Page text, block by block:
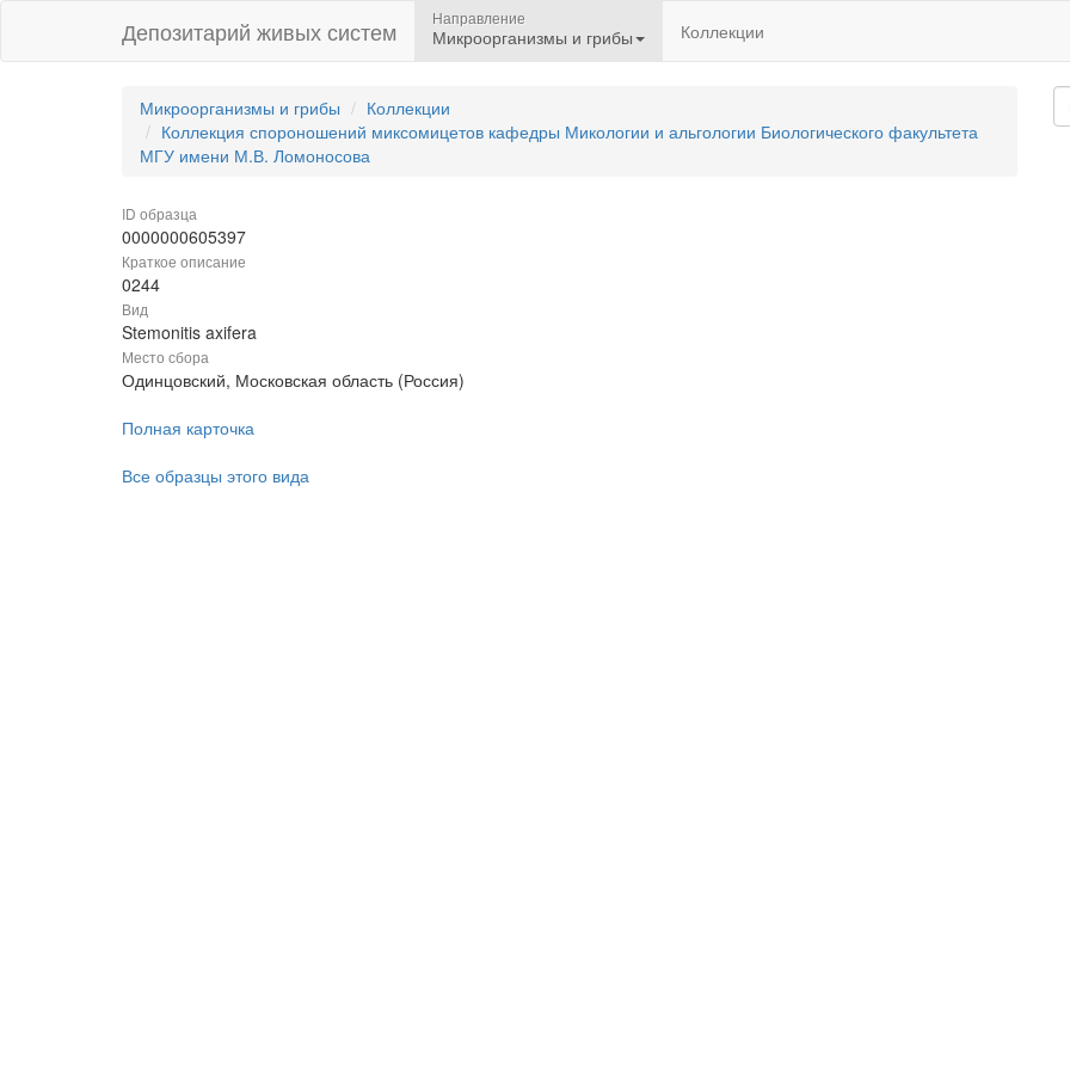
Депозитарий живых систем Направление
Микроорганизмы и грибы Коллекции
Микроорганизмы и грибы
Коллекции
Коллекция спороношений миксомицетов кафедры Микологии и альгологии Биологического факультета
МГУ имени М.В. Ломоносова
ID образца
0000000605397
Краткое описание
0244
Вид
Stemonitis axifera
Место сбора
Одинцовский, Московская область (Россия)
Полная карточка
Все образцы этого вида